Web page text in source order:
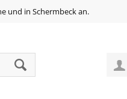
und in Schermbeck an.